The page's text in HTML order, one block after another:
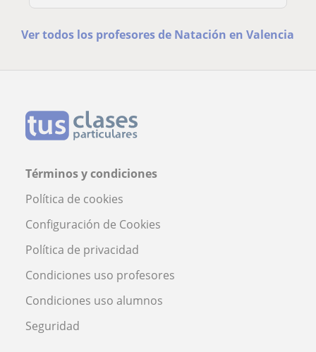
Ver todos los profesores de Natación en Valencia
Términos y condiciones
Política de cookies
Configuración de Cookies
Política de privacidad
Condiciones uso profesores
Condiciones uso alumnos
Seguridad